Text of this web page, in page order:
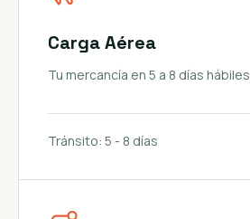
Carga Aérea
Tu mercancía en 5 a 8 días hábiles
Tránsito: 5 - 8 días